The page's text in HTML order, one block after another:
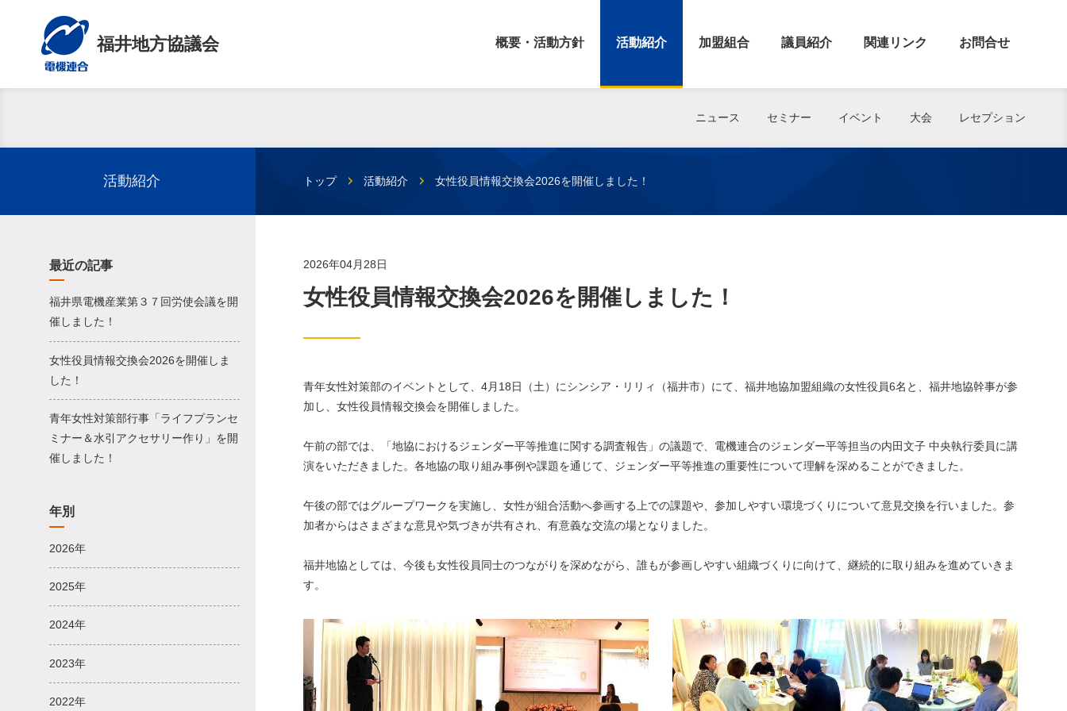
福井地方協議会 概要・活動方針 活動紹介 加盟組合 議員紹介 関連リンク お問合せ
ニュース セミナー イベント 大会 レセプション
トップ 活動紹介 女性役員情報交換会2026を開催しました！
活動紹介
2026年04月28日
女性役員情報交換会2026を開催しました！
青年女性対策部のイベントとして、4月18日（土）にシンシア・リリィ（福井市）にて、福井地協加盟組織の女性役員6名と、福井地協幹事が参
加し、女性役員情報交換会を開催しました。
午前の部では、「地協におけるジェンダー平等推進に関する調査報告」の議題で、電機連合のジェンダー平等担当の内田文子 中央執行委員に講
演をいただきました。各地協の取り組み事例や課題を通じて、ジェンダー平等推進の重要性について理解を深めることができました。
午後の部ではグループワークを実施し、女性が組合活動へ参画する上での課題や、参加しやすい環境づくりについて意見交換を行いました。参
加者からはさまざまな意見や気づきが共有され、有意義な交流の場となりました。
福井地協としては、今後も女性役員同士のつながりを深めながら、誰もが参画しやすい組織づくりに向けて、継続的に取り組みを進めていきま
す。
最近の記事
福井県電機産業第３７回労使会議を開
催しました！
女性役員情報交換会2026を開催しま
した！
青年女性対策部行事「ライフプランセ
ミナー＆水引アクセサリー作り」を開
催しました！
年別
2026年
2025年
2024年
2023年
2022年